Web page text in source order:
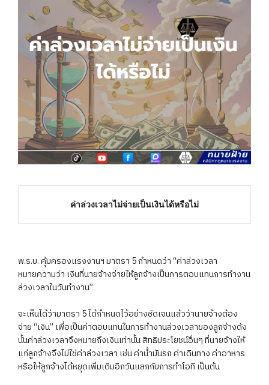
ค่าล่วงเวลาไม่จ่ายเป็นเงินได้หรือไม่
พ.ร.บ. คุ้มครองแรงงานฯ มาตรา 5 กำหนดว่า “ค่าล่วงเวลา
หมายความว่า เงินที่นายจ้างจ่ายให้ลูกจ้างเป็นการตอบแทนการทำงาน
ล่วงเวลาในวันทำงาน”
จะเห็นได้ว่ามาตรา 5 ได้กำหนดไว้อย่างชัดเจนแล้วว่านายจ้างต้อง
จ่าย “เงิน” เพื่อเป็นค่าตอบแทนในการทำงานล่วงเวลาของลูกจ้างดัง
นั้นค่าล่วงเวลาจึงหมายถึงเงินเท่านั้น สิทธิประโยชน์อื่นๆ ที่นายจ้างให้
แก่ลูกจ้างจึงไม่ใช่ค่าล่วงเวลา เช่น ค่าน้ำมันรถ ค่าเดินทาง ค่าอาหาร
หรือให้ลูกจ้างได้หยุดเพิ่มเติมอีกวันแลกกับการทำโอที เป็นต้น